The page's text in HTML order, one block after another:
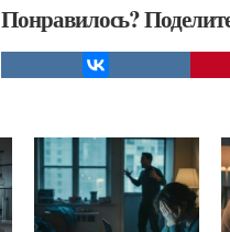
Понравилось?